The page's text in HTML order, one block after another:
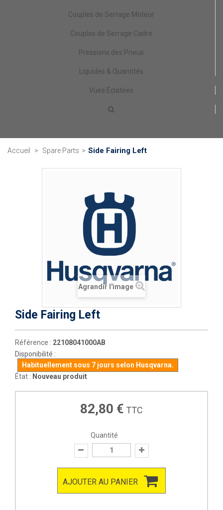
Couples de Serrage Moteur
Couples de Serrage Cadre
Pressions des Pneus
Liquides & Quantités
Vues Éclatées
Accueil > Spare Parts > Side Fairing Left
Agrandir l'image
Side Fairing Left
Référence : 22108041000AB
Disponibilité :
Habituellement sous 7 jours selon Husqvarna.
État : Nouveau produit
82,80 € TTC
Quantité
AJOUTER AU PANIER